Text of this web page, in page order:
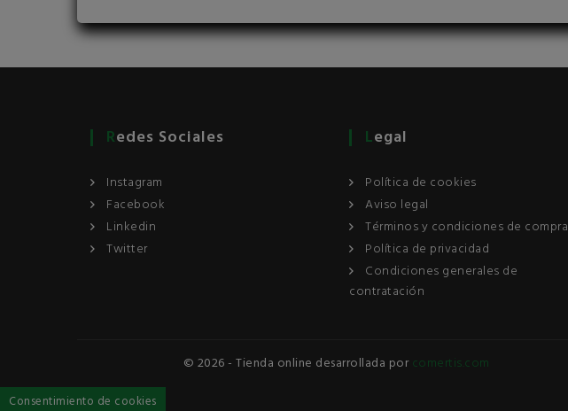
Redes Sociales
Instagram
Facebook
Linkedin
Twitter
Legal
Política de cookies
Aviso legal
Términos y condiciones de compra
Política de privacidad
Condiciones generales de
contratación
© 2026 - Tienda online desarrollada porcomertis.com
Consentimiento de cookies